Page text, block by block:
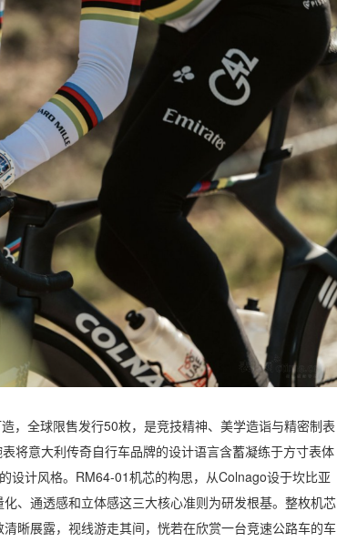
，全球限售发行50枚，是竞技精神、美学造诣与精密制表
将意大利传奇自行车品牌的设计语言含蓄凝练于方寸表体
设计风格。RM64-01机芯的构思，从Colnago设于坎比亚
、通透感和立体感这三大核心准则为研发根基。整枚机芯
晰展露，视线游走其间，恍若在欣赏一台竞速公路车的车